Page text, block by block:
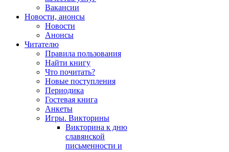
Вакансии
Новости, анонсы
Новости
Анонсы
Читателю
Правила пользования
Найти книгу
Что почитать?
Новые поступления
Периодика
Гостевая книга
Анкеты
Игры. Викторины
Викторина к дню
славянской
письменности и